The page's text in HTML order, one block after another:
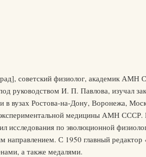
советский физиолог, академик АМН
руководством И. П. Павлова, изучал
в вузах Ростова-на-Дону, Воронежа,
медицины АМН
исследования по эволюционной
направлением. С 1950 главный редактор
а также медалями.